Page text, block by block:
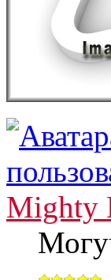
Mighty